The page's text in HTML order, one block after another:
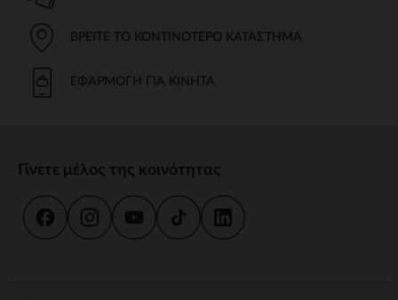
ΒΡΕΊΤΕ ΤΟ ΚΟΝΤΙΝΌΤΕΡΟ ΚΑΤΆΣΤΗΜΑ
ΕΦΑΡΜΟΓΉ ΓΙΑ ΚΙΝΗΤΆ
Γίνετε μέλος της κοινότητας